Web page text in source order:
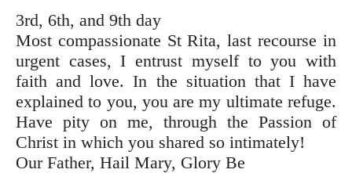
3rd, 6th, and 9th day
Most compassionate St Rita, last recourse in
urgent cases, I entrust myself to you with
faith and love. In the situation that I have
explained to you, you are my ultimate refuge.
Have pity on me, through the Passion of
Christ in which you shared so intimately!
Our Father, Hail Mary, Glory Be